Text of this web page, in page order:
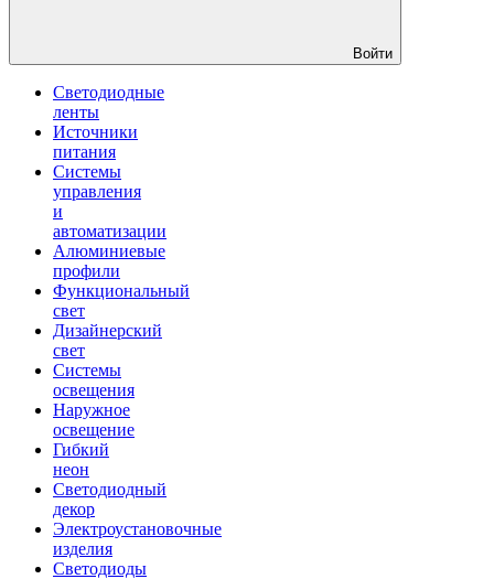
Войти
Светодиодные
ленты
Источники
питания
Системы
управления
и
автоматизации
Алюминиевые
профили
Функциональный
свет
Дизайнерский
свет
Системы
освещения
Наружное
освещение
Гибкий
неон
Светодиодный
декор
Электроустановочные
изделия
Светодиоды